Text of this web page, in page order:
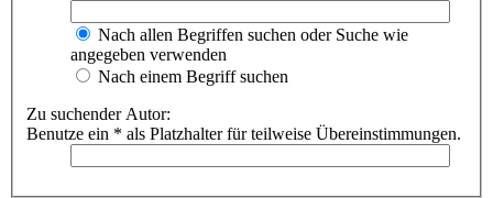
Nach allen Begriffen suchen oder Suche wie
angegeben verwenden
Nach einem Begriff suchen
Zu suchender Autor:
Benutze ein * als Platzhalter für teilweise Übereinstimmungen.